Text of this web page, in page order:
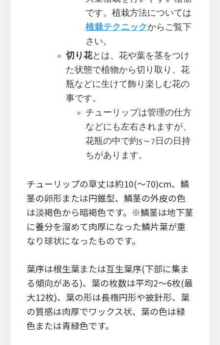
です。植栽方法については
植栽テクニックからご覧下
さい。
切り花とは、花や葉を茎をつけ
た状態で植物から切り取り、花
瓶などに生けて飾り楽しむ花の
事です。
チューリップは管理の仕方
などにも左右されますが、
花瓶の中で約5～7日の日持
ちがあります。
チューリップの草丈は約10(～70)cm、鱗
茎の卵形または円錐型、鱗茎の外皮の色
は淡褐色から暗褐色です。※鱗茎は地下茎
に養分を溜めて肉厚になった鱗片葉が重
なり球状になったものです。
葉序は根生葉または互生葉序(下部に集ま
る傾向がある)、葉の枚数は平均2～6枚(最
大12枚)、葉の形は長楕円形や披針形、葉
の質感は肉厚でワックス状、葉の色は緑
色または青緑色です。